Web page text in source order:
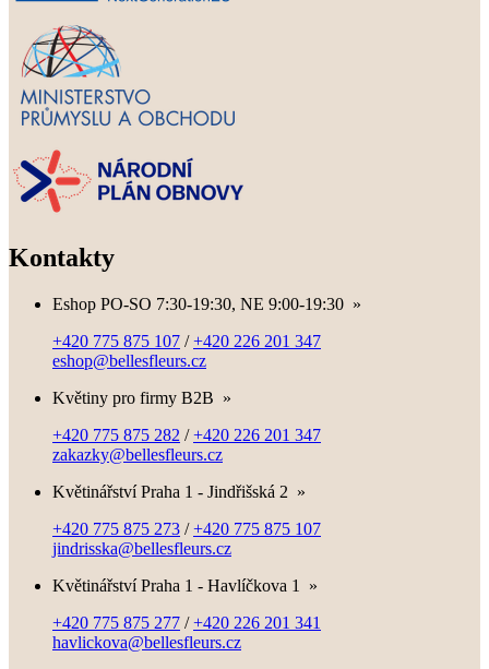
Kontakty
Eshop PO-SO 7:30-19:30, NE 9:00-19:30 »
+420 775 875 107 /+420 226 201 347
eshop@bellesfleurs.cz
Květiny pro firmy B2B »
+420 775 875 282 /+420 226 201 347
zakazky@bellesfleurs.cz
Květinářství Praha 1 - Jindřišská 2 »
+420 775 875 273 /+420 775 875 107
jindrisska@bellesfleurs.cz
Květinářství Praha 1 - Havlíčkova 1
»
+420 775 875 277 /+420 226 201 341
havlickova@bellesfleurs.cz